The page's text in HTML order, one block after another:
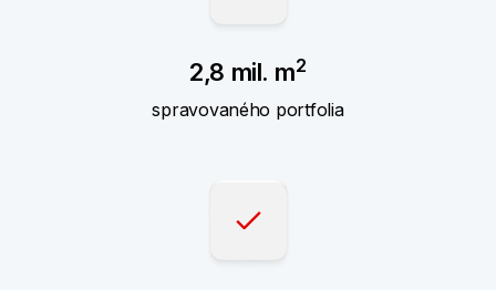
2,8 mil. m2
spravovaného portfolia